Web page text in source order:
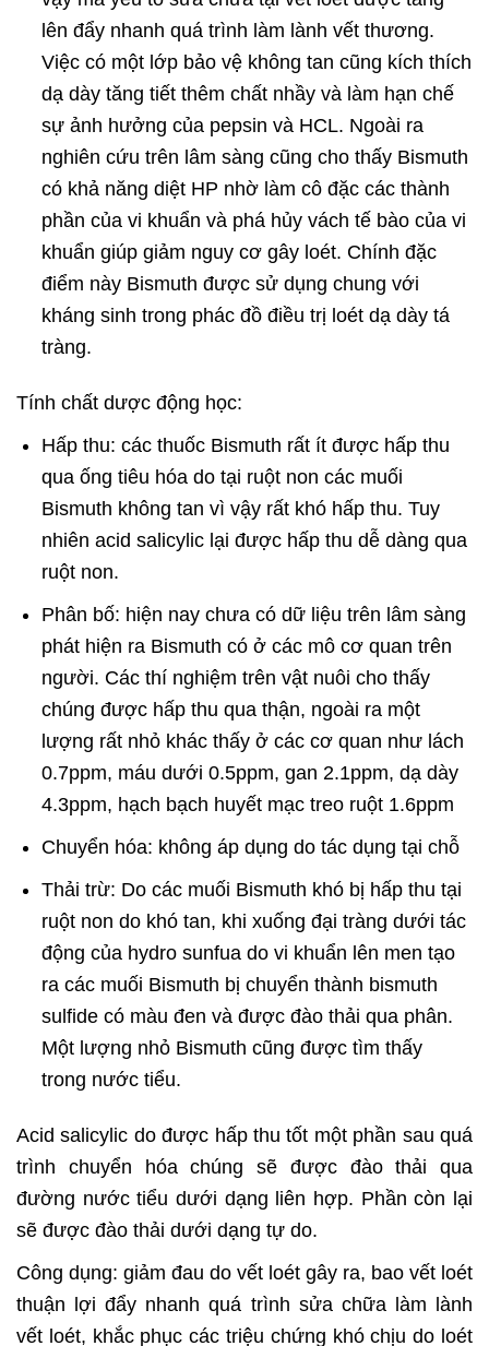
lên đẩy nhanh quá trình làm lành vết thương.
Việc có một lớp bảo vệ không tan cũng kích thích
dạ dày tăng tiết thêm chất nhầy và làm hạn chế
sự ảnh hưởng của pepsin và HCL. Ngoài ra
nghiên cứu trên lâm sàng cũng cho thấy Bismuth
có khả năng diệt HP nhờ làm cô đặc các thành
phần của vi khuẩn và phá hủy vách tế bào của vi
khuẩn giúp giảm nguy cơ gây loét. Chính đặc
điểm này Bismuth được sử dụng chung với
kháng sinh trong phác đồ điều trị loét dạ dày tá
tràng.
Tính chất dược động học:
Hấp thu: các thuốc Bismuth rất ít được hấp thu
qua ống tiêu hóa do tại ruột non các muối
Bismuth không tan vì vậy rất khó hấp thu. Tuy
nhiên acid salicylic lại được hấp thu dễ dàng qua
ruột non.
Phân bố: hiện nay chưa có dữ liệu trên lâm sàng
phát hiện ra Bismuth có ở các mô cơ quan trên
người. Các thí nghiệm trên vật nuôi cho thấy
chúng được hấp thu qua thận, ngoài ra một
lượng rất nhỏ khác thấy ở các cơ quan như lách
0.7ppm, máu dưới 0.5ppm, gan 2.1ppm, dạ dày
4.3ppm, hạch bạch huyết mạc treo ruột 1.6ppm
Chuyển hóa: không áp dụng do tác dụng tại chỗ
Thải trừ: Do các muối Bismuth khó bị hấp thu tại
ruột non do khó tan, khi xuống đại tràng dưới tác
động của hydro sunfua do vi khuẩn lên men tạo
ra các muối Bismuth bị chuyển thành bismuth
sulfide có màu đen và được đào thải qua phân.
Một lượng nhỏ Bismuth cũng được tìm thấy
trong nước tiểu.
Acid salicylic do được hấp thu tốt một phần sau quá
trình chuyển hóa chúng sẽ được đào thải qua
đường nước tiểu dưới dạng liên hợp. Phần còn lại
sẽ được đào thải dưới dạng tự do.
Công dụng: giảm đau do vết loét gây ra, bao vết loét
thuận lợi đẩy nhanh quá trình sửa chữa làm lành
vết loét, khắc phục các triệu chứng khó chịu do loét